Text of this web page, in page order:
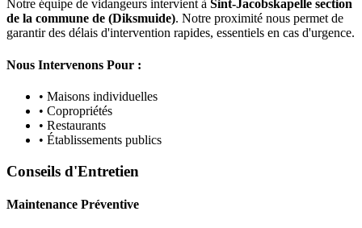
Notre équipe de vidangeurs intervient à Sint-Jacobskapelle section
de la commune de (Diksmuide). Notre proximité nous permet de
garantir des délais d'intervention rapides, essentiels en cas d'urgence.
Nous Intervenons Pour :
• Maisons individuelles
• Copropriétés
• Restaurants
• Établissements publics
Conseils d'Entretien
Maintenance Préventive